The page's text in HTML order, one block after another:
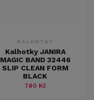
KALHOTKY
Kalhotky JANIRA
MAGIC BAND 32446
SLIP CLEAN FORM
BLACK
780 Kč